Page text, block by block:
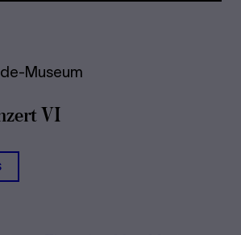
Museum
VI